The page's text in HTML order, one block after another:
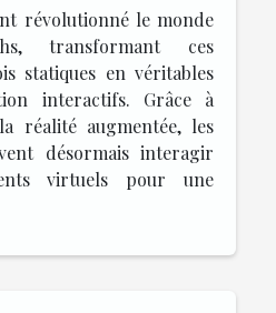
révolutionné le monde
transformant ces
statiques en véritables
interactifs. Grâce à
réalité augmentée, les
désormais interagir
virtuels pour une